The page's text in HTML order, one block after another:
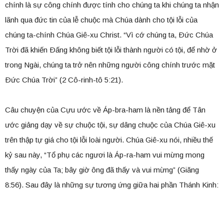
chính là sự công chính được tính cho chúng ta khi chúng ta nhận
lãnh qua đức tin của lễ chuộc mà Chúa dành cho tội lỗi của
chúng ta-chính Chúa Giê-xu Christ. “Vì cớ chúng ta, Ðức Chúa
Trời đã khiến Ðấng không biết tội lỗi thành người có tội, để nhờ ở
trong Ngài, chúng ta trở nên những người công chính trước mặt
Ðức Chúa Trời” (2 Cô-rinh-tô 5:21).
Câu chuyện của Cựu ước về Áp-bra-ham là nền tảng để Tân
ước giảng dạy về sự chuộc tội, sự dâng chuộc của Chúa Giê-xu
trên thập tự giá cho tội lỗi loài người. Chúa Giê-xu nói, nhiều thế
kỷ sau này, “Tổ phụ các ngươi là Áp-ra-ham vui mừng mong
thấy ngày của Ta; bây giờ ông đã thấy và vui mừng” (Giăng
8:56). Sau đây là những sự tương ứng giữa hai phần Thánh Kinh: